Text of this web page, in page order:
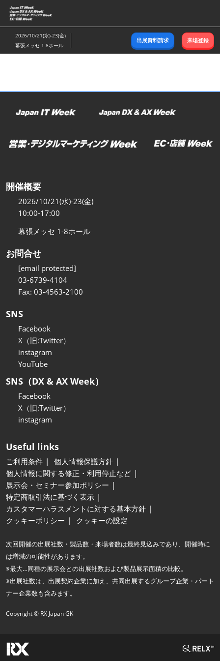
ス
キ
ッ
し
む
2026/10/21(水)-23(金)
幕張メッセ 1-8ホール
出展資料請求 来場登録
開催概要
2026/10/21(水)-23(金)
10:00-17:00
幕張メッセ 1-8ホール
お問合せ
[email protected]
03-6739-4104
Fax: 03-4563-2100
SNS
Facebook
X（旧:Twitter）
instagram
YouTube
SNS（DX & AX Week）
Facebook
X（旧:Twitter）
instagram
Useful links
ご利用条件
個人情報保護方針
個人情報に関する修正・利用停止など
展示会・セミナー参加ポリシー
特定商取引法に基づく表示
カスタマーハラスメントに対する基本方針
クッキーポリシー
クッキーの設定
次回開催の出展社数・製品数・来場者数は最終見込みであり、開催時に
は増減の可能性があります。
※最大…同種の展示会との出展社数および製品展示面積の比較。
※出展社数は、出展契約企業に加え、共同出展するグループ企業・パート
ナー企業数も含みます。
Copyright © RX Japan GK